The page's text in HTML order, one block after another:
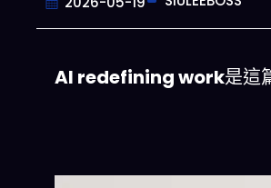
AI redefining work是這